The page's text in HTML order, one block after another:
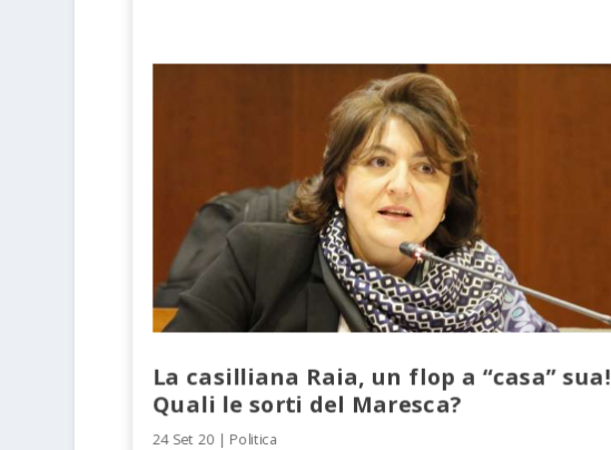
La casilliana Raia, un flop a “casa” sua!
Quali le sorti del Maresca?
24 Set 20| Politica